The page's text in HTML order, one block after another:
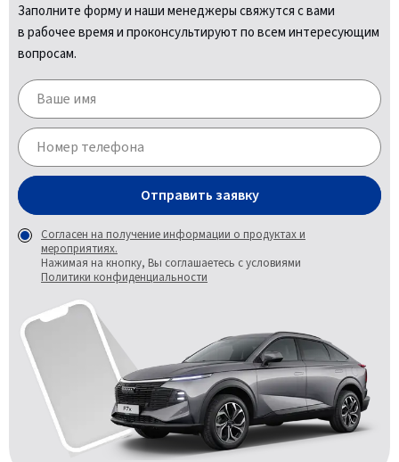
Заполните форму и наши менеджеры свяжутся с вами
в рабочее время и проконсультируют по всем интересующим
вопросам.
Отправить заявку
Согласен на получение информации о продуктах и
мероприятиях.
Нажимая на кнопку, Вы соглашаетесь с условиями
Политики конфиденциальности